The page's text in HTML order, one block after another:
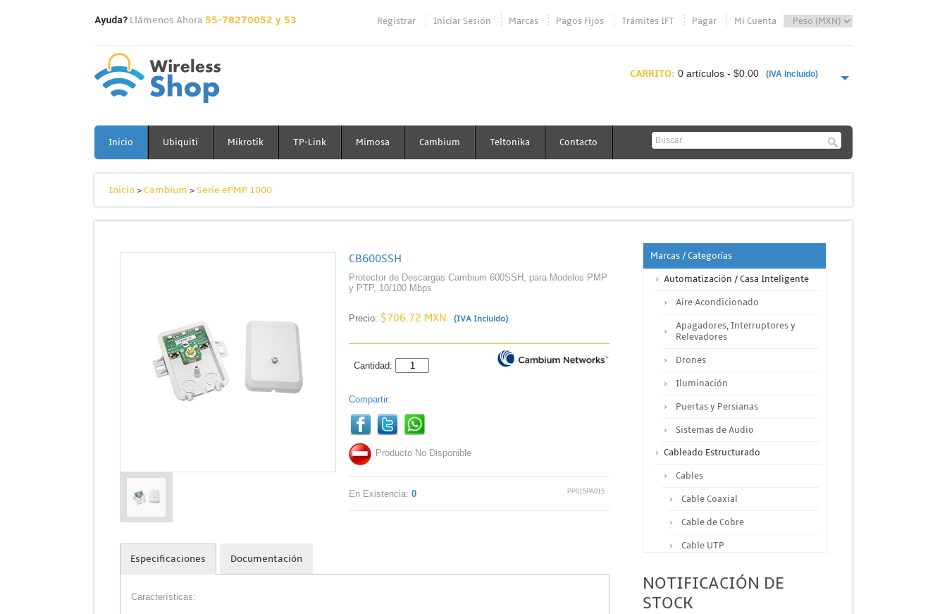
Ayuda? Llámenos Ahora 55-78270052 y 53 Registrar Iniciar Sesión Marcas Pagos Fijos Trámites IFT Pagar Mi Cuenta
CARRITO: 0 artículos - $0.00 (IVA Incluido)
Inicio Ubiquiti Mikrotik TP-Link Mimosa Cambium Teltonika Contacto
Inicio>Cambium >Serie ePMP 1000
CB600SSH
Protector de Descargas Cambium 600SSH, para Modelos PMP
y PTP, 10/100 Mbps
Precio: $706.72 MXN (IVA Incluido)
Cantidad:
Compartir:
Producto No Disponible
En Existencia: 0 PP015PA015
Especificaciones Documentación
Características:
Marcas / Categorías
Automatización / Casa Inteligente
Aire Acondicionado
Apagadores, Interruptores y
Relevadores
Drones
Iluminación
Puertas y Persianas
Sistemas de Audio
Cableado Estructurado
Cables
Cable Coaxial
Cable de Cobre
Cable UTP
Canalización y Soporte
NOTIFICACIÓN DE
STOCK